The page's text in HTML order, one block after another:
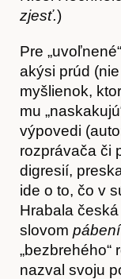
zjesť.)
Pre
akýsi prúd
myšlienok,
mu
výpovedi
rozprávača či
digresií,
ide o to, čo v
Hrabala
slovom pábení
„bezbrehého“
nazval svoju